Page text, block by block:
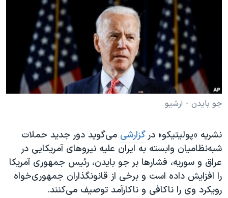
فرهنگ و زندگی
حقوق شهروندی
اقتصادی
علم و فناوری
اسرائیل در جنگ
گالری عکس
مستندها
انتخابات ریاست جمهوری آمریکا ۲۰۲۴
حمله جمهوری اسلامی به اسرائیل
رمز مهسا
ورزش زنان در ایران
اعتراضات زن، زندگی، آزادی
تریبونال مردمی آبان ۹۸
دادگاه حمید نوری
چهل سال گروگان‌گیری
قانون شفافیت دارائی کادر رهبری ایران
دنبال کنید
زبانهای مختلف
جو بایدن - آرشیو
نشریه «پولیتیکو» درگزارشی می‌گوید دور جدید حملات
شبه‌نظامیان وابسته به ایران علیه نیروهای آمریکایی‌ در
عراق و سوریه، فشارها بر جو بایدن، رئیس جمهوری آمریکا
را افزایش داده است و برخی از قانونگذاران جمهوری‌خواه
رویکرد وی را ناکافی و ناکارآمد توصیف می‌کنند.